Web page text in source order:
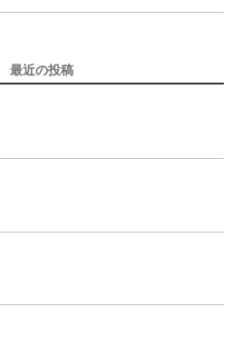
最近の投稿